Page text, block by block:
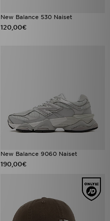
New Balance 530 Naiset
120,00€
New Balance 9060 Naiset
190,00€